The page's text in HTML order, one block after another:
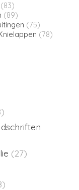
(83)
(89)
(75)
(78)
(27)